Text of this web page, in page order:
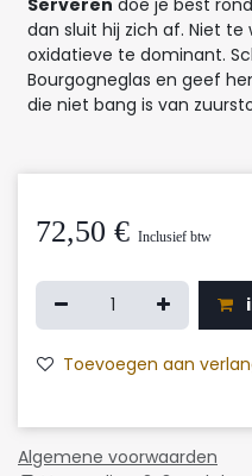
dan sluit hij zich af. Niet
oxidatieve te dominant.
Bourgogneglas en geef
die niet bang is van
72,50 € Inclusief btw
Toevoegen aan
Algemene voorwaarden